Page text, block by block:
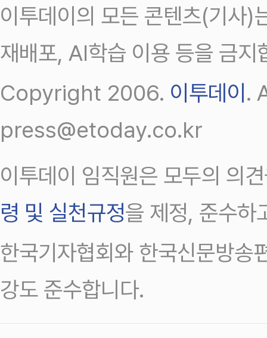
이투데이의 모든 콘텐츠(기사)
재배포, AI학습 이용 등을 금지
Copyright 2006. 이투데이.
press@etoday.co.kr
이투데이 임직원은 모두의 의
령 및 실천규정을 제정, 준수하
한국기자협회와 한국신문방송
강도 준수합니다.